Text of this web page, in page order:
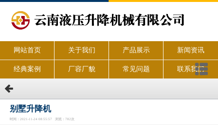
网站首页 关于我们 产品展示 新闻资讯
经典案例 厂容厂貌 常见问题 联系我们
别墅升降机
时间：2021-11-24 08:55:57 浏览：782次